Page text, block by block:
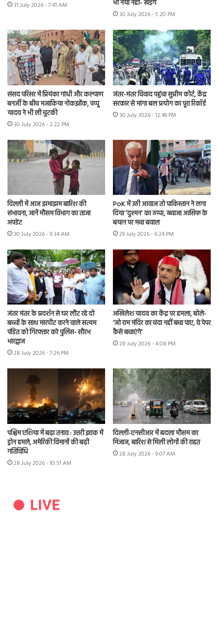
31 July 2026 - 7:41 AM
भी नया नहीं- खड़गे
30 July 2026 - 5:20 PM
संसद परिसर में प्रियंका गांधी और कल्याण
बनर्जी के बीच मजाकिया नोकझोंक, पप्पू
यादव ने भी ली चुटकी
30 July 2026 - 2:22 PM
जंतर-मंतर विवाद पहुंचा सुप्रीम कोर्ट, केंद्र
सरकार से मांगा बल प्रयोग का पूरा रिकॉर्ड
30 July 2026 - 12:49 PM
दिल्ली में आज झमाझम बारिश की
संभावना, जानें मौसम विभाग का ताजा
अपडेट
30 July 2026 - 9:34 AM
PoK में उठी आवाज तो पाकिस्तान ने लगा
दिया ‘दुश्मन’ का ठप्पा, ख्वाजा आसिफ के
बयान पर मचा बवाल
29 July 2026 - 6:24 PM
जंतर मंतर के प्रदर्शन से घर लौट रहे दो
बच्चों के साथ मारपीट करने वाले सत्यम
पंडित को गिरफ्तार करे पुलिस- सौरभ
भारद्वाज
28 July 2026 - 7:26 PM
अखिलेश यादव का केंद्र पर हमला, बोले-
‘जो राम मंदिर का चंदा नहीं बचा पाए, वे पेपर
कैसे बचाएंगे’
28 July 2026 - 4:08 PM
पश्चिम एशिया में बढ़ा तनाव : उत्तरी इराक में
ड्रोन हमले, अमेरिकी विमानों की बढ़ी
गतिविधि
28 July 2026 - 10:51 AM
दिल्ली-एनसीआर में बदला मौसम का
मिजाज, बारिश से मिली लोगों की राहत
28 July 2026 - 9:07 AM